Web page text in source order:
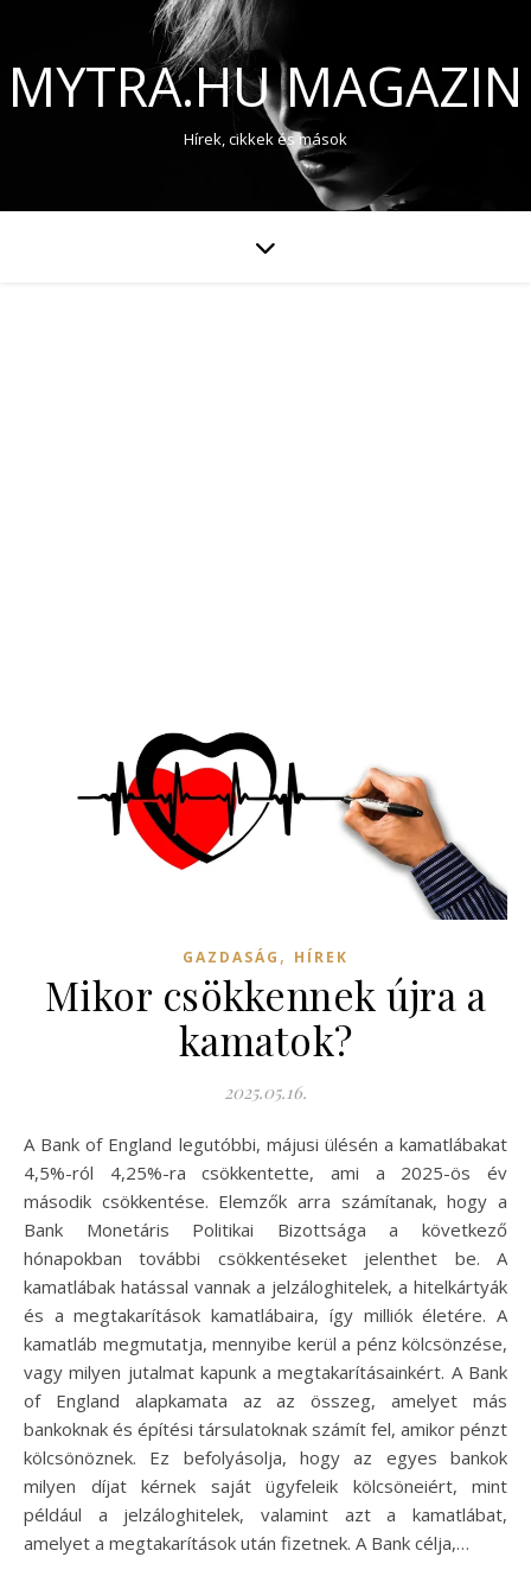
MYTRA.HU MAGAZIN
Hírek, cikkek és mások
GAZDASÁG , HÍREK
Mikor csökkennek újra a
kamatok?
2025.05.16.
A Bank of England legutóbbi, májusi ülésén a kamatlábakat
4,5%-ról 4,25%-ra csökkentette, ami a 2025-ös év
második csökkentése. Elemzők arra számítanak, hogy a
Bank Monetáris Politikai Bizottsága a következő
hónapokban további csökkentéseket jelenthet be. A
kamatlábak hatással vannak a jelzáloghitelek, a hitelkártyák
és a megtakarítások kamatlábaira, így milliók életére. A
kamatláb megmutatja, mennyibe kerül a pénz kölcsönzése,
vagy milyen jutalmat kapunk a megtakarításainkért. A Bank
of England alapkamata az az összeg, amelyet más
bankoknak és építési társulatoknak számít fel, amikor pénzt
kölcsönöznek. Ez befolyásolja, hogy az egyes bankok
milyen díjat kérnek saját ügyfeleik kölcsöneiért, mint
például a jelzáloghitelek, valamint azt a kamatlábat,
amelyet a megtakarítások után fizetnek. A Bank célja,…